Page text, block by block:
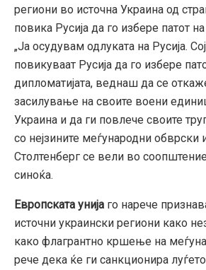
региони во источна Украина од
повика Русија да го избере патот
„Ја осудувам одлуката на Русија.
повикуваат Русија да го избере
дипломатијата, веднаш да се
засилување на своите воени
Украина и да ги повлече своите
со нејзините меѓународни обврски
Столтенберг се вели во
синоќа.
Европската унија го нарече
источни украински региони како
како флагрантно кршење на
рече дека ќе ги санкционира